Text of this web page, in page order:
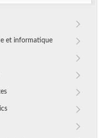
et informatique